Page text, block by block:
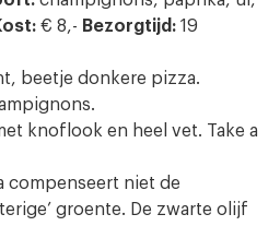
€ 8,- Bezorgtijd: 19
beetje donkere pizza.
knoflook en heel vet. Take a
compenseert niet de
groente. De zwarte olijf